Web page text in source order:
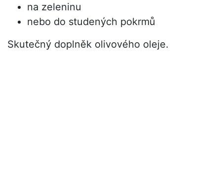
na zeleninu
nebo do studených pokrmů
Skutečný doplněk olivového oleje.